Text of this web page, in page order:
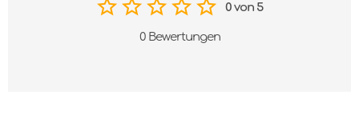
0 von 5
0 Bewertungen